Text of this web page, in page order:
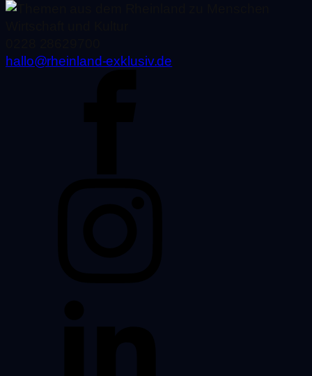
hallo@rheinland-exklusiv.de